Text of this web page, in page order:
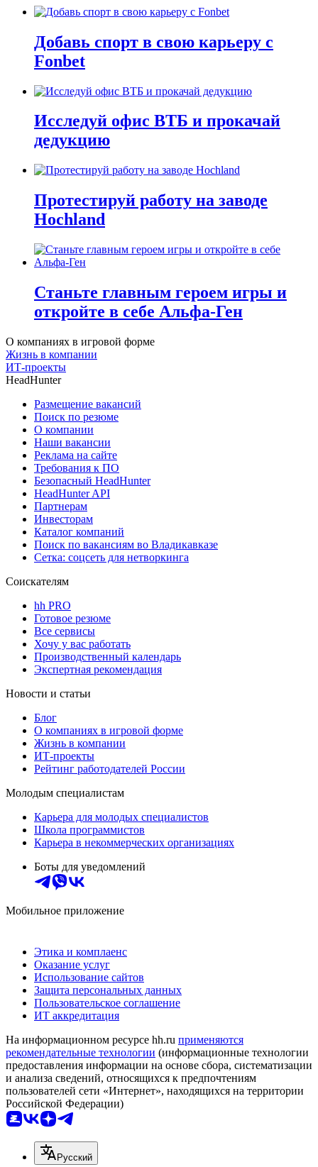
Добавь спорт в свою карьеру с
Fonbet
Исследуй офис ВТБ и прокачай
дедукцию
Протестируй работу на заводе
Hochland
Станьте главным героем игры и
откройте в себе Альфа-Ген
О компаниях в игровой форме
Жизнь в компании
ИТ-проекты
HeadHunter
Размещение вакансий
Поиск по резюме
О компании
Наши вакансии
Реклама на сайте
Требования к ПО
Безопасный HeadHunter
HeadHunter API
Партнерам
Инвесторам
Каталог компаний
Поиск по вакансиям во Владикавказе
Сетка: соцсеть для нетворкинга
Соискателям
hh PRO
Готовое резюме
Все сервисы
Хочу у вас работать
Производственный календарь
Экспертная рекомендация
Новости и статьи
Блог
О компаниях в игровой форме
Жизнь в компании
ИТ-проекты
Рейтинг работодателей России
Молодым специалистам
Карьера для молодых специалистов
Школа программистов
Карьера в некоммерческих организациях
Боты для уведомлений
Мобильное приложение
Этика и комплаенс
Оказание услуг
Использование сайтов
Защита персональных данных
Пользовательское соглашение
ИТ аккредитация
На информационном ресурсе hh.ru применяются
рекомендательные технологии (информационные технологии
предоставления информации на основе сбора, систематизации
и анализа сведений, относящихся к предпочтениям
пользователей сети «Интернет», находящихся на территории
Российской Федерации)
Русский